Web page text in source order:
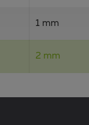
1 mm
2 mm